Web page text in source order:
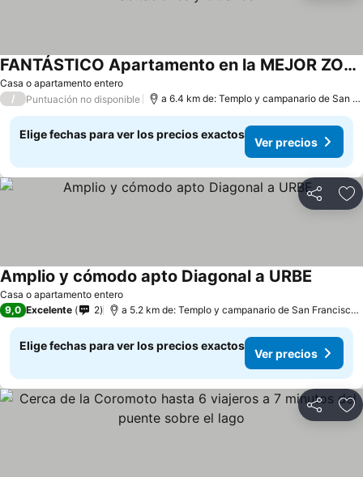
Casa o apartamento entero
FANTÁSTICO Apartamento en la MEJOR ZONA - 2 Habitaciones y 2 Bańos
/ Puntuación no disponible a 6.4 km de: Templo y campanario de San Francisco de Asís
Elige fechas para ver los precios exactos
Ver precios
Compartir
Casa o apartamento entero
Amplio y cómodo apto Diagonal a URBE
9,0 Excelente 2 a 5.2 km de: Templo y campanario de San Francisco de Asís
Elige fechas para ver los precios exactos
Ver precios
Compartir